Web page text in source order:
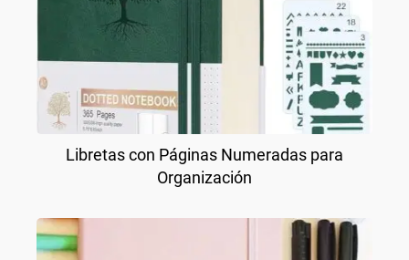
Libretas con Páginas Numeradas para
Organización